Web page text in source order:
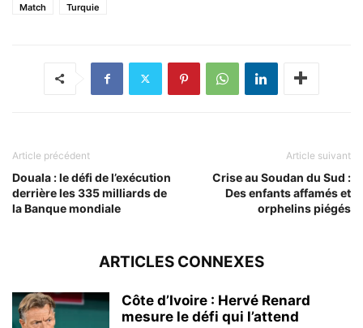
Match
Turquie
Article précédent
Douala : le défi de l’exécution
derrière les 335 milliards de
la Banque mondiale
Article suivant
Crise au Soudan du Sud :
Des enfants affamés et
orphelins piégés
ARTICLES CONNEXES
Côte d’Ivoire : Hervé Renard
mesure le défi qui l’attend